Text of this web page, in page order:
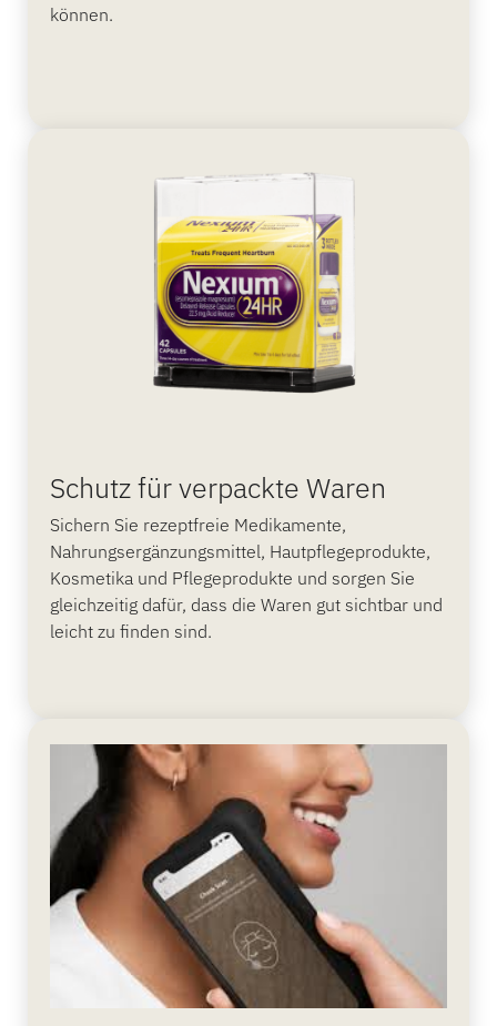
können.
Schutz für verpackte Waren
Sichern Sie rezeptfreie Medikamente,
Nahrungsergänzungsmittel, Hautpflegeprodukte,
Kosmetika und Pflegeprodukte und sorgen Sie
gleichzeitig dafür, dass die Waren gut sichtbar und
leicht zu finden sind.